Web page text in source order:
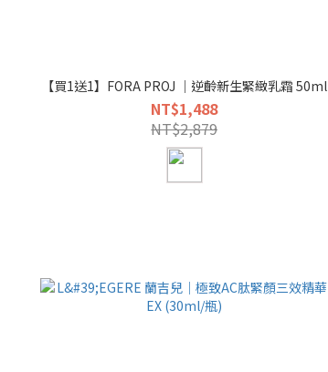
【買1送1】FORA PROJ ｜逆齡新生緊緻乳霜 50ml
NT$1,488
NT$2,879